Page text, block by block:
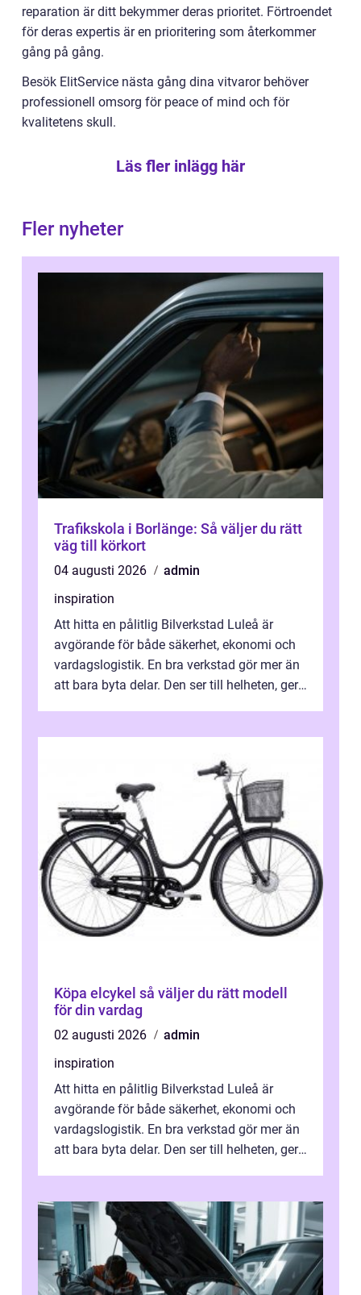
reparation är ditt bekymmer deras prioritet. Förtroendet
för deras expertis är en prioritering som återkommer
gång på gång.
Besök ElitService nästa gång dina vitvaror behöver
professionell omsorg för peace of mind och för
kvalitetens skull.
Läs fler inlägg här
Fler nyheter
Trafikskola i Borlänge: Så väljer du rätt
väg till körkort
04 augusti 2026
admin
inspiration
Att hitta en pålitlig Bilverkstad Luleå är
avgörande för både säkerhet, ekonomi och
vardagslogistik. En bra verkstad gör mer än
att bara byta delar. Den ser till helheten, ger
Köpa elcykel så väljer du rätt modell
för din vardag
02 augusti 2026
admin
inspiration
Att hitta en pålitlig Bilverkstad Luleå är
avgörande för både säkerhet, ekonomi och
vardagslogistik. En bra verkstad gör mer än
att bara byta delar. Den ser till helheten, ger